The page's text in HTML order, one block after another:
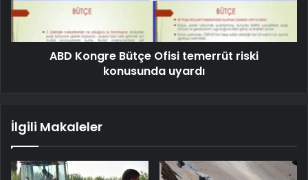
ABD Kongre Bütçe Ofisi temerrüt riski
konusunda uyardı
İlgili Makaleler